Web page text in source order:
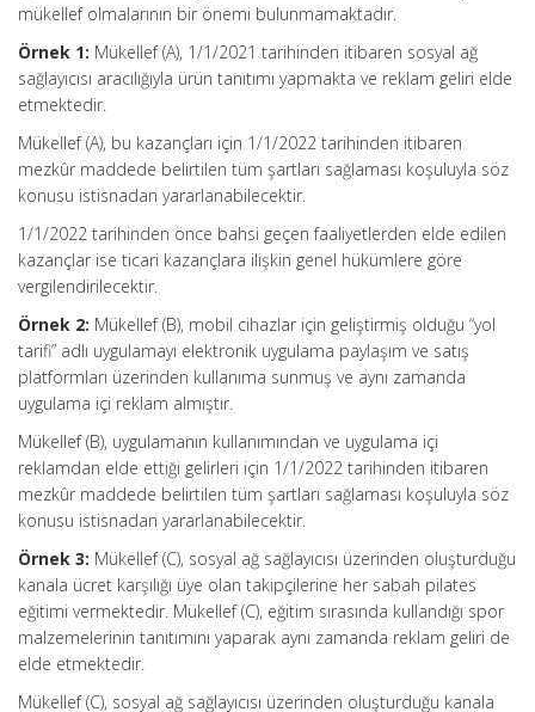
mükellef olmalarının bir önemi bulunmamaktadır.
Örnek 1: Mükellef (A), 1/1/2021 tarihinden itibaren sosyal ağ
sağlayıcısı aracılığıyla ürün tanıtımı yapmakta ve reklam geliri elde
etmektedir.
Mükellef (A), bu kazançları için 1/1/2022 tarihinden itibaren
mezkûr maddede belirtilen tüm şartları sağlaması koşuluyla söz
konusu istisnadan yararlanabilecektir.
1/1/2022 tarihinden önce bahsi geçen faaliyetlerden elde edilen
kazançlar ise ticari kazançlara ilişkin genel hükümlere göre
vergilendirilecektir.
Örnek 2: Mükellef (B), mobil cihazlar için geliştirmiş olduğu “yol
tarifi” adlı uygulamayı elektronik uygulama paylaşım ve satış
platformları üzerinden kullanıma sunmuş ve aynı zamanda
uygulama içi reklam almıştır.
Mükellef (B), uygulamanın kullanımından ve uygulama içi
reklamdan elde ettiği gelirleri için 1/1/2022 tarihinden itibaren
mezkûr maddede belirtilen tüm şartları sağlaması koşuluyla söz
konusu istisnadan yararlanabilecektir.
Örnek 3: Mükellef (C), sosyal ağ sağlayıcısı üzerinden oluşturduğu
kanala ücret karşılığı üye olan takipçilerine her sabah pilates
eğitimi vermektedir. Mükellef (C), eğitim sırasında kullandığı spor
malzemelerinin tanıtımını yaparak aynı zamanda reklam geliri de
elde etmektedir.
Mükellef (C), sosyal ağ sağlayıcısı üzerinden oluşturduğu kanala